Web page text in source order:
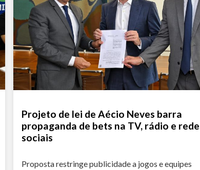
Projeto de lei de Aécio Neves barra
propaganda de bets na TV, rádio e
sociais
Proposta restringe publicidade a jogos e equipes